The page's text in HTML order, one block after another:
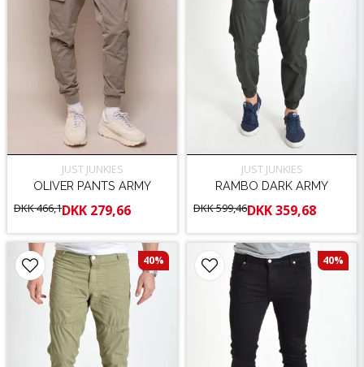
JUST JUNKIES
OLIVER PANTS ARMY
DKK 466,1DKK 279,66
JUST JUNKIES
RAMBO DARK ARMY
DKK 599,46DKK 359,68
40% 40%